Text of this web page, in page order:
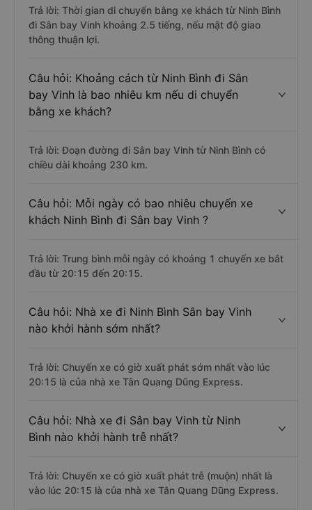
Trả lời: Thời gian di chuyển bằng xe khách từ Ninh Bình
đi Sân bay Vinh khoảng 2.5 tiếng, nếu mật độ giao
thông thuận lợi.
Câu hỏi: Khoảng cách từ Ninh Bình đi Sân
bay Vinh là bao nhiêu km nếu di chuyển
bằng xe khách?
Trả lời: Đoạn đường đi Sân bay Vinh từ Ninh Bình có
chiều dài khoảng 230 km.
Câu hỏi: Mỗi ngày có bao nhiêu chuyến xe
khách Ninh Bình đi Sân bay Vinh ?
Trả lời: Trung bình mỗi ngày có khoảng 1 chuyến xe bắt
đầu từ 20:15 đến 20:15.
Câu hỏi: Nhà xe đi Ninh Bình Sân bay Vinh
nào khởi hành sớm nhất?
Trả lời: Chuyến xe có giờ xuất phát sớm nhất vào lúc
20:15 là của nhà xe Tân Quang Dũng Express.
Câu hỏi: Nhà xe đi Sân bay Vinh từ Ninh
Bình nào khởi hành trễ nhất?
Trả lời: Chuyến xe có giờ xuất phát trễ (muộn) nhất là
vào lúc 20:15 là của nhà xe Tân Quang Dũng Express.